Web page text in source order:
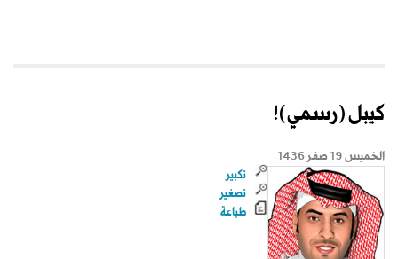
كيبل (رسمي)!
الخميس 19 صفر 1436
تكبير
تصغير
طباعة